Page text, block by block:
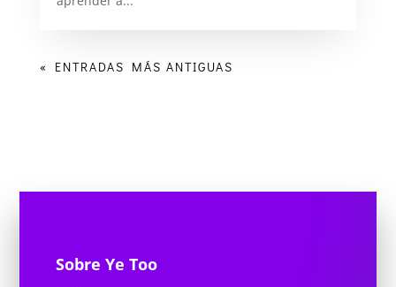
« ENTRADAS MÁS ANTIGUAS
Sobre Ye Too